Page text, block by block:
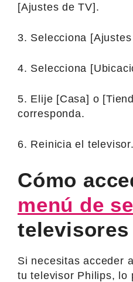
[Ajustes de TV].
3. Selecciona
4. Selecciona
5. Elije [Casa] o
corresponda.
6. Reinicia el televisor.
Cómo
menú de
Si necesitas acceder
tu televisor Philips, lo